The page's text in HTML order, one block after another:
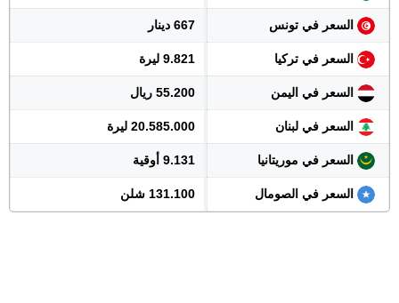
السعر في تونس 667 دينار
السعر في تركيا 9.821 ليرة
السعر في اليمن 55.200 ريال
السعر في لبنان 20.585.000 ليرة
السعر في موريتانيا 9.131 أوقية
السعر في الصومال 131.100 شلن